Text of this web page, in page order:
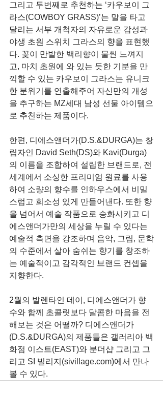
그리고 두번째로 추천하는 ‘카우보이 그
라스(COWBOY GRASS)’는 말을 타고
달리는 서부 개척자의 자유로운 감성과
야생 초원 스위치 그라스의 향을 표현했
다. 꽃이 만발한 백리향이 물씬 느껴지
고, 마치 초원에 와 있는 듯한 기분을 만
끽할 수 있는 카우보이 그라스는 유니크
한 분위기를 연출해주어 자신만의 개성
을 추구하는 MZ세대 남성 선물 아이템으
로 추천하는 제품이다.
한편, 디에스앤더가(D.S.&DURGA)는 창
립자인 David Seth(DS)와 Kavi(Durga)
의 이름을 조합하여 설립한 브랜드로, 전
세계에서 소싱한 프리미엄 원료를 사용
하여 소량의 향수를 인하우스에서 비밀
스럽고 희소성 있게 만들어낸다. 또한 향
을 넘어서 예술 작품으로 승화시키고 디
에스앤더가만의 세상을 누릴 수 있다는
예술적 측면을 강조하며 음악, 그림, 문학
의 수준에서 살아 숨쉬는 향기를 창조하
는 예술적이고 감각적인 브랜드 컨셉을
지향한다.
2월의 발렌타인 데이, 디에스앤더가 향
수와 함께 초콜릿보다 달콤한 마음을 전
해보는 것은 어떨까? 디에스앤더가
(D.S.&DURGA)의 제품들은 갤러리아 백
화점 이스트(EAST)와 분더샵 그리고 그
리고 SI 빌리지(sivillage.com)에서 만나
볼 수 있다.